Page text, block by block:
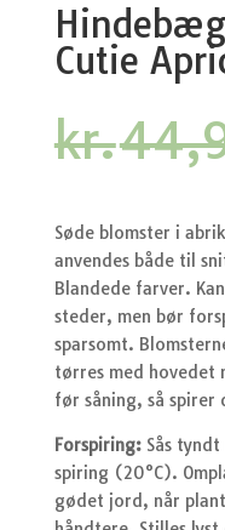
Cutie
kr.
Søde blomster i
anvendes både til
Blandede farver.
steder, men bør
sparsomt.
tørres med hovedet
før såning, så spirer
Forspiring: Sås
spiring (20°C).
gødet jord, når